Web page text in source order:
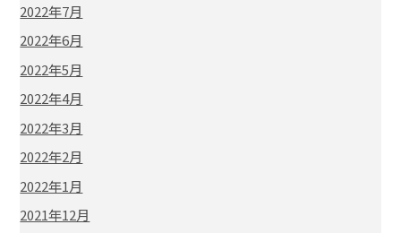
2022年7月
2022年6月
2022年5月
2022年4月
2022年3月
2022年2月
2022年1月
2021年12月